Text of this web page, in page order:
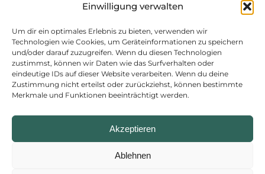
Einwilligung verwalten
Um dir ein optimales Erlebnis zu bieten, verwenden wir
Technologien wie Cookies, um Geräteinformationen zu speichern
und/oder darauf zuzugreifen. Wenn du diesen Technologien
zustimmst, können wir Daten wie das Surfverhalten oder
eindeutige IDs auf dieser Website verarbeiten. Wenn du deine
Zustimmung nicht erteilst oder zurückziehst, können bestimmte
Merkmale und Funktionen beeinträchtigt werden.
Akzeptieren
Ablehnen
FREITAG 09:00 – 12:00